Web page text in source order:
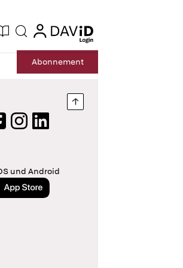
Suche login
Abonnement
Nach oben springen
Instagram
LinkedIn
und Android
im App Store